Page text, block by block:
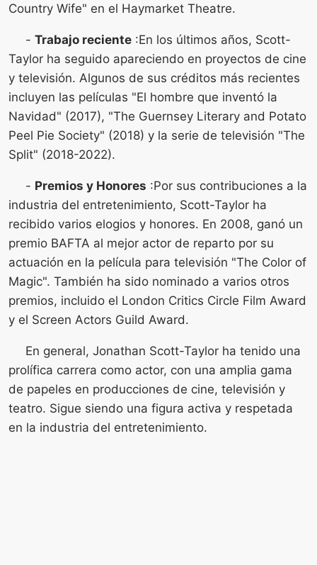
Country Wife" en el Haymarket Theatre.
- Trabajo reciente :En los últimos años, Scott-
Taylor ha seguido apareciendo en proyectos de cine
y televisión. Algunos de sus créditos más recientes
incluyen las películas "El hombre que inventó la
Navidad" (2017), "The Guernsey Literary and Potato
Peel Pie Society" (2018) y la serie de televisión "The
Split" (2018-2022).
- Premios y Honores :Por sus contribuciones a la
industria del entretenimiento, Scott-Taylor ha
recibido varios elogios y honores. En 2008, ganó un
premio BAFTA al mejor actor de reparto por su
actuación en la película para televisión "The Color of
Magic". También ha sido nominado a varios otros
premios, incluido el London Critics Circle Film Award
y el Screen Actors Guild Award.
En general, Jonathan Scott-Taylor ha tenido una
prolífica carrera como actor, con una amplia gama
de papeles en producciones de cine, televisión y
teatro. Sigue siendo una figura activa y respetada
en la industria del entretenimiento.